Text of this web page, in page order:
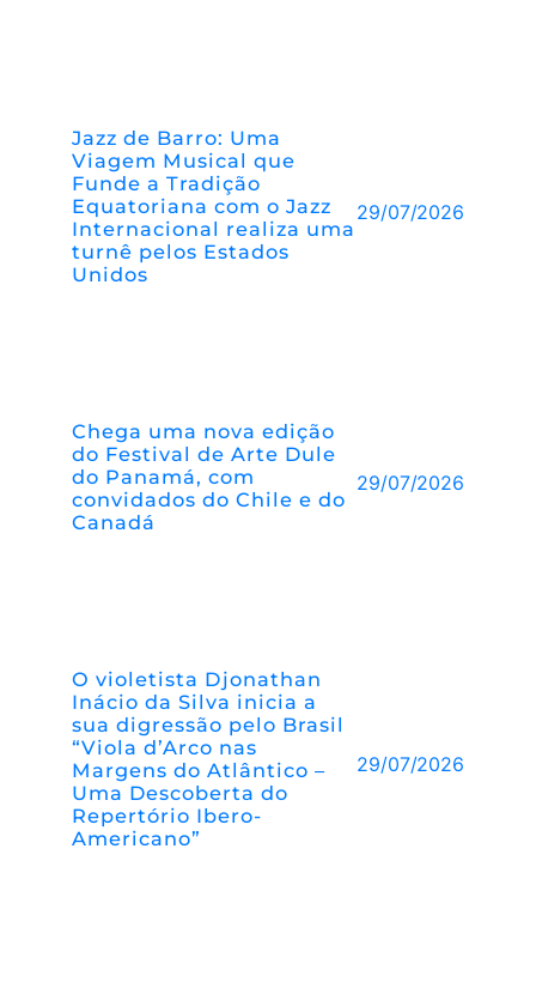
Jazz de Barro: Uma
Viagem Musical que
Funde a Tradição
Equatoriana com o Jazz
Internacional realiza uma
turnê pelos Estados
Unidos
29/07/2026
Chega uma nova edição
do Festival de Arte Dule
do Panamá, com
convidados do Chile e do
Canadá
29/07/2026
O violetista Djonathan
Inácio da Silva inicia a
sua digressão pelo Brasil
“Viola d’Arco nas
Margens do Atlântico –
Uma Descoberta do
Repertório Ibero-
Americano”
29/07/2026